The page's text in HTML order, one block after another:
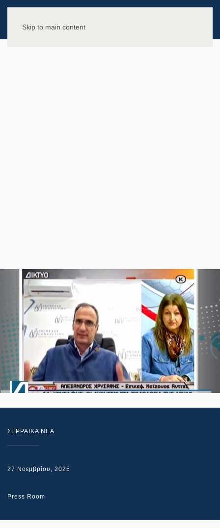
Skip to main content
ΣΕΡΡΑΙΚΑ ΝΕΑ
27 Νοεμβρίου, 2025
Press Room